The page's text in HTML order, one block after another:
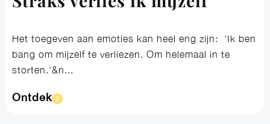
Het toegeven aan emoties kan heel eng zijn: ‘Ik ben
bang om mijzelf te verliezen. Om helemaal in te
storten.’&n...
Ontdek​